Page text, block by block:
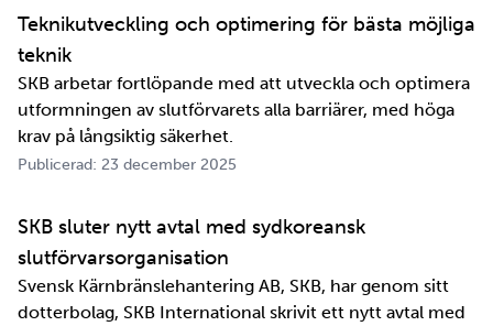
perspektiv i alla fall. För oss på SKB är det …
Teknikutveckling och optimering för bästa möjliga
teknik
SKB arbetar fortlöpande med att utveckla och optimera
utformningen av slutförvarets alla barriärer, med höga
krav på långsiktig säkerhet.
Publicerad: 23 december 2025
SKB sluter nytt avtal med sydkoreansk
slutförvarsorganisation
Svensk Kärnbränslehantering AB, SKB, har genom sitt
dotterbolag, SKB International skrivit ett nytt avtal med